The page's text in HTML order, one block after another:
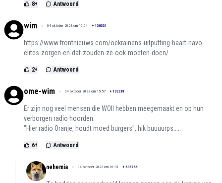
8+ Antwoord
wim 04 oktober 2023 om 16:04 + 138331
https://www.frontnieuws.com/oekrainens-uitputting-baart-navo-
elites-zorgen-en-dat-zouden-ze-ook-moeten-doen/
2+ Antwoord
ome-wim 04 oktober 2023 om 15:57 + 132281
Er zijn nog veel mensen die WOII hebben meegemaakt en op hun
verborgen radio hoorden:
"Hier radio Oranje, houdt moed burgers", hik buuuurps.....
6+ Antwoord
nehemia 04 oktober 2023 om 16:31 + 535766